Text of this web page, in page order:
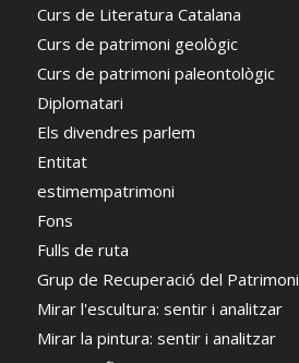
Curs de Literatura Catalana
Curs de patrimoni geològic
Curs de patrimoni paleontològic
Diplomatari
Els divendres parlem
Entitat
estimempatrimoni
Fons
Fulls de ruta
Grup de Recuperació del Patrimoni
Mirar l'escultura: sentir i analitzar
Mirar la pintura: sentir i analitzar